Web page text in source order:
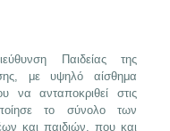
Παιδείας της
με υψηλό αίσθημα
να ανταποκριθεί στις
το σύνολο των
και παιδιών, που και